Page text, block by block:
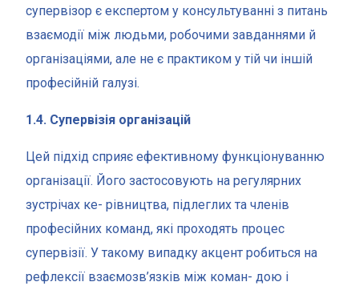
супервізор є експертом у консультуванні з питань
взаємодії між людьми, робочими завданнями й
організаціями, але не є практиком у тій чи іншій
професійній галузі.
1.4. Супервізія організацій
Цей підхід сприяє ефективному функціонуванню
організації. Його застосовують на регулярних
зустрічах ке- рівництва, підлеглих та членів
професійних команд, які проходять процес
супервізії. У такому випадку акцент робиться на
рефлексії взаємозв’язків між коман- дою і